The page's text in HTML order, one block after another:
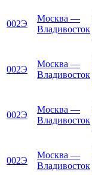
002Э
Москва —
Владивосток
002Э
Москва —
Владивосток
002Э
Москва —
Владивосток
002Э
Москва —
Владивосток